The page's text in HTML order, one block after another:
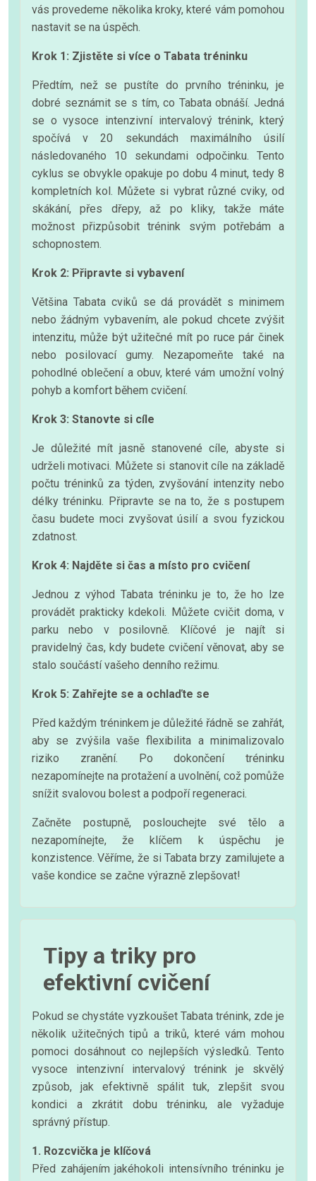
vás provedeme několika kroky, které vám pomohou
nastavit se na úspěch.
Krok 1: Zjistěte si více o Tabata tréninku
Předtím, než se pustíte do prvního tréninku, je
dobré seznámit se s tím, co Tabata obnáší. Jedná
se o vysoce intenzivní intervalový trénink, který
spočívá v 20 sekundách maximálního úsilí
následovaného 10 sekundami odpočinku. Tento
cyklus se obvykle opakuje po dobu 4 minut, tedy 8
kompletních kol. Můžete si vybrat různé cviky, od
skákání, přes dřepy, až po kliky, takže máte
možnost přizpůsobit trénink svým potřebám a
schopnostem.
Krok 2: Připravte si vybavení
Většina Tabata cviků se dá provádět s minimem
nebo žádným vybavením, ale pokud chcete zvýšit
intenzitu, může být užitečné mít po ruce pár činek
nebo posilovací gumy. Nezapomeňte také na
pohodlné oblečení a obuv, které vám umožní volný
pohyb a komfort během cvičení.
Krok 3: Stanovte si cíle
Je důležité mít jasně stanovené cíle, abyste si
udrželi motivaci. Můžete si stanovit cíle na základě
počtu tréninků za týden, zvyšování intenzity nebo
délky tréninku. Připravte se na to, že s postupem
času budete moci zvyšovat úsilí a svou fyzickou
zdatnost.
Krok 4: Najděte si čas a místo pro cvičení
Jednou z výhod Tabata tréninku je to, že ho lze
provádět prakticky kdekoli. Můžete cvičit doma, v
parku nebo v posilovně. Klíčové je najít si
pravidelný čas, kdy budete cvičení věnovat, aby se
stalo součástí vašeho denního režimu.
Krok 5: Zahřejte se a ochlaďte se
Před každým tréninkem je důležité řádně se zahřát,
aby se zvýšila vaše flexibilita a minimalizovalo
riziko zranění. Po dokončení tréninku
nezapomínejte na protažení a uvolnění, což pomůže
snížit svalovou bolest a podpoří regeneraci.
Začněte postupně, poslouchejte své tělo a
nezapomínejte, že klíčem k úspěchu je
konzistence. Věříme, že si Tabata brzy zamilujete a
vaše kondice se začne výrazně zlepšovat!
Tipy a triky pro
efektivní cvičení
Pokud se chystáte vyzkoušet Tabata trénink, zde je
několik užitečných tipů a triků, které vám mohou
pomoci dosáhnout co nejlepších výsledků. Tento
vysoce intenzivní intervalový trénink je skvělý
způsob, jak efektivně spálit tuk, zlepšit svou
kondici a zkrátit dobu tréninku, ale vyžaduje
správný přístup.
1. Rozcvička je klíčová
Před zahájením jakéhokoli intensívního tréninku je